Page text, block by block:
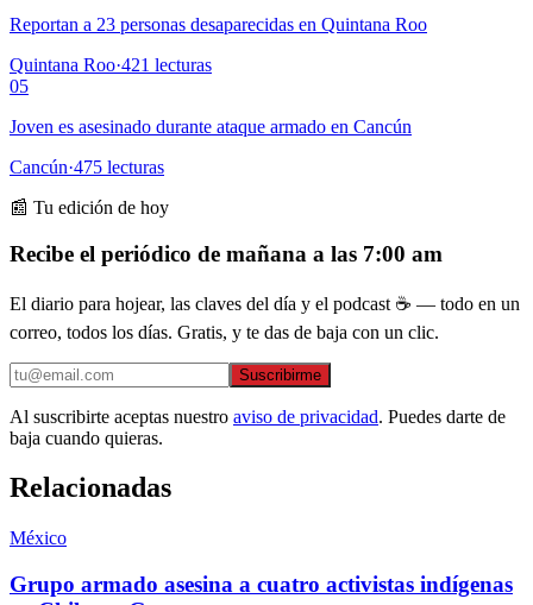
Reportan a 23 personas desaparecidas en Quintana Roo
Quintana Roo·421 lecturas
05
Joven es asesinado durante ataque armado en Cancún
Cancún·475 lecturas
📰 Tu edición de hoy
Recibe el periódico de mañana a las 7:00 am
El diario para hojear, las claves del día y el podcast ☕ — todo en un
correo, todos los días. Gratis, y te das de baja con un clic.
Suscribirme
Al suscribirte aceptas nuestro aviso de privacidad. Puedes darte de
baja cuando quieras.
Relacionadas
México
Grupo armado asesina a cuatro activistas indígenas